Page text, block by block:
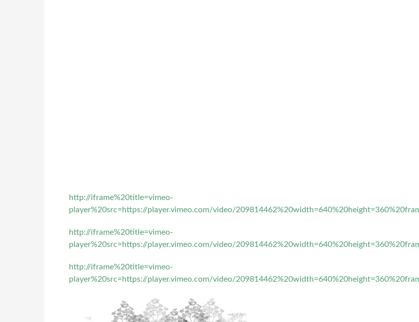
http://iframe%20title=vimeo-
player%20src=https://player.vimeo.com/video/
http://iframe%20title=vimeo-
player%20src=https://player.vimeo.com/video/
http://iframe%20title=vimeo-
player%20src=https://player.vimeo.com/video/